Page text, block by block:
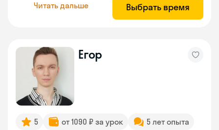
Читать дальше Выбрать время
Егор
5 от 1090 ₽ за урок
5 лет опыта